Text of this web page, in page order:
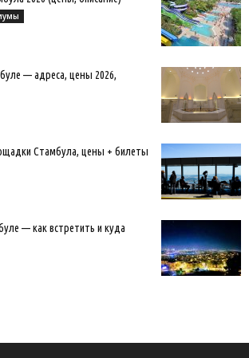
— адреса, цены 2026,
Стамбула, цены + билеты
— как встретить и куда